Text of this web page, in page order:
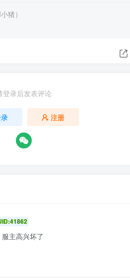
猪）
登录后发表评论
注册
主高兴坏了